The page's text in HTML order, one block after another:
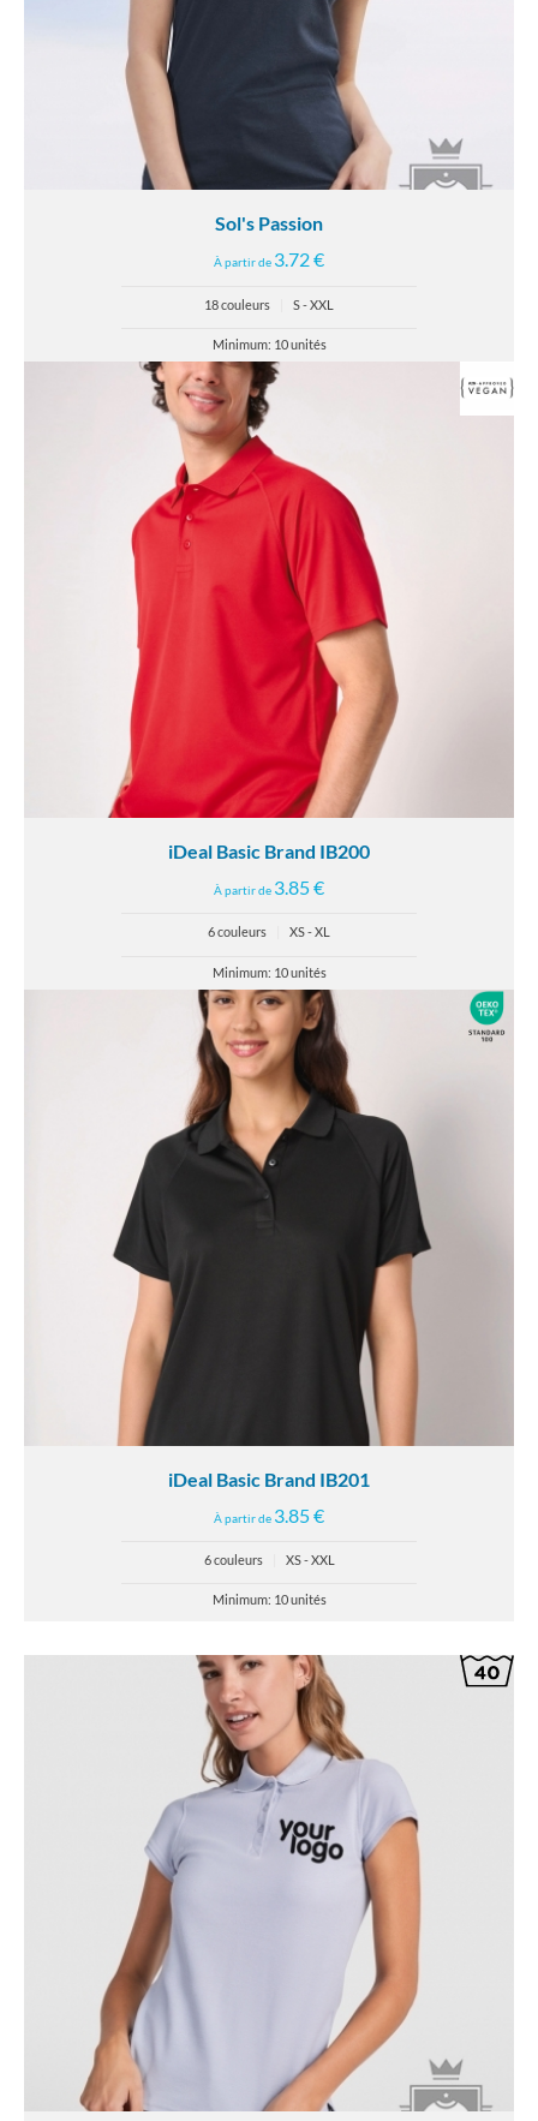
Sol's Passion
À partir de 3.72 €
18 couleurs S - XXL
Minimum: 10 unités
iDeal Basic Brand IB200
À partir de 3.85 €
6 couleurs XS - XL
Minimum: 10 unités
iDeal Basic Brand IB201
À partir de 3.85 €
6 couleurs XS - XXL
Minimum: 10 unités